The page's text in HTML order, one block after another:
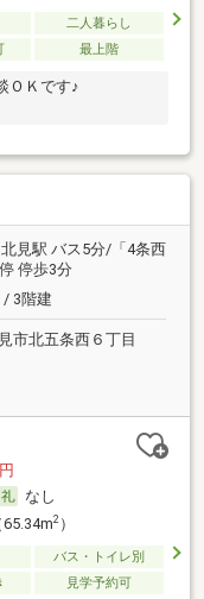
二人暮らし
最上階
ＯＫです♪
見駅 バス5分/「4条西
停歩3分
/ 3階建
市北五条西６丁目
なし
2）
バス・トイレ別
見学予約可